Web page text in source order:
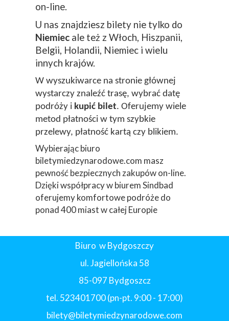
on-line.
U nas znajdziesz bilety nie tylko do
Niemiec ale też z Włoch, Hiszpanii,
Belgii, Holandii, Niemiec i wielu
innych krajów.
W wyszukiwarce na stronie głównej
wystarczy znaleźć trasę, wybrać datę
podróży i kupić bilet. Oferujemy wiele
metod płatności w tym szybkie
przelewy, płatność kartą czy blikiem.
Wybierając biuro
biletymiedzynarodowe.com masz
pewność bezpiecznych zakupów on-line.
Dzięki współpracy w biurem Sindbad
oferujemy komfortowe podróże do
ponad 400 miast w całej Europie
Biuro w Bydgoszczy
ul. Jagiellońska 58
85-097 Bydgoszcz
tel. 523401700 (pn-pt. 9:00 - 17:00)
bilety@biletymiedzynarodowe.com